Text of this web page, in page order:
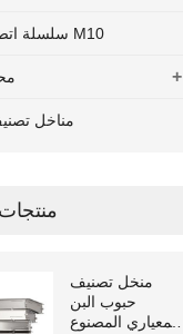
سلسلة اتصل قناص M10
+
مناخل
منخل تصنيف
حبوب البن
المعياري المصنوع